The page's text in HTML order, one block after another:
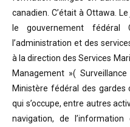
canadien. C’était à Ottawa.
le gouvernement
l’administration et des
à la direction des Services
Management »(
Ministère fédéral des gardes
qui s’occupe, entre autres
navigation, de